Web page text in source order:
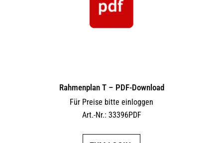
Rahmenplan T – PDF-Download
Für Preise bitte einloggen
Art.-Nr.: 33396PDF